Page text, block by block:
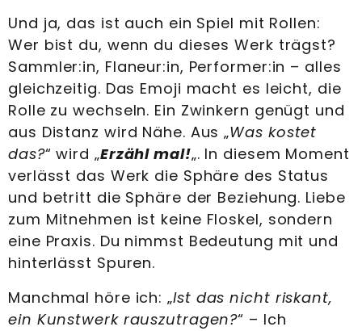
Und ja, das ist auch ein Spiel mit Rollen:
Wer bist du, wenn du dieses Werk trägst?
Sammler:in, Flaneur:in, Performer:in – alles
gleichzeitig. Das Emoji macht es leicht, die
Rolle zu wechseln. Ein Zwinkern genügt und
aus Distanz wird Nähe. Aus „Was kostet
das?“ wird „Erzähl mal!„. In diesem Moment
verlässt das Werk die Sphäre des Status
und betritt die Sphäre der Beziehung. Liebe
zum Mitnehmen ist keine Floskel, sondern
eine Praxis. Du nimmst Bedeutung mit und
hinterlässt Spuren.
Manchmal höre ich: „Ist das nicht riskant,
ein Kunstwerk rauszutragen?“ – Ich